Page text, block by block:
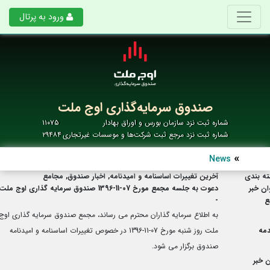
ورود به پرتال
صندوق سرمایه‌گذاری اوج ملت
شماره ثبت نزد سازمان بورس و اوراق بهادار
۱۱۰۷۵
شماره ثبت نزد مرجع ثبت شرکت‌ها و موسسات غیرتجاری۲۹۴۸۴
News
بندی
آخرین تغییرات اساسنامه و امیدنامه, اخبار صندوق, مجامع
خبر
دعوت به جلسه مجمع مورخ 07-11-1396 صندوق سرمایه گذاری اوج ملت
-
به اطلاع سرمایه گذاران محترم می رساند، مجمع صندوق سرمایه گذاری
ملت روز شنبه مورخ 07-11-1396 در خصوص تغییرات اساسنامه و امیدنامه
صندوق برگزار می شود.
خبر